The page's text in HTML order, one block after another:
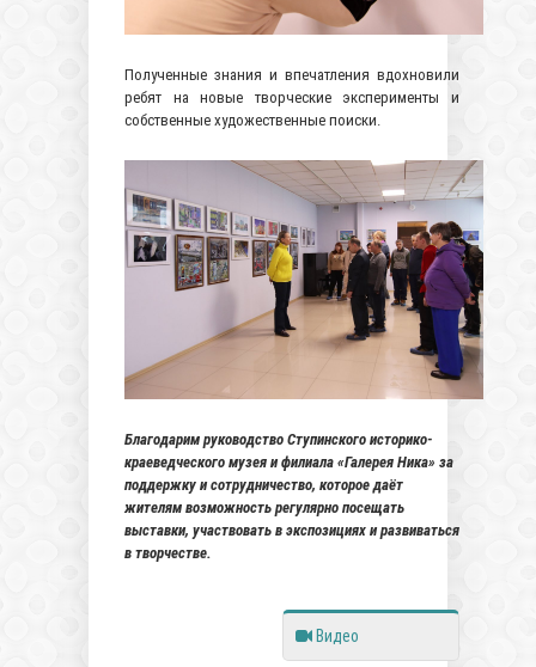
Полученные знания и впечатления вдохновили
ребят на новые творческие эксперименты и
собственные художественные поиски.
Благодарим руководство Ступинского историко-
краеведческого музея и филиала «Галерея Ника» за
поддержку и сотрудничество, которое даёт
жителям возможность регулярно посещать
выставки, участвовать в экспозициях и развиваться
в творчестве.
Видео